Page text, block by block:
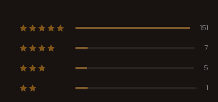
151
7
5
1